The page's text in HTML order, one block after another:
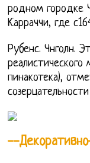
родном городке
Карраччи, где
Рубенс. Чнголн.
реалистического
пинакотека),
--